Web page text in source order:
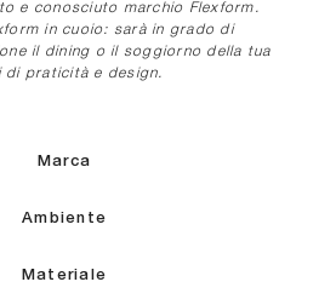
e conosciuto marchio Flexform.
in cuoio: sarà in grado di
il dining o il soggiorno della tua
di praticità e design.
Marca
Ambiente
Materiale